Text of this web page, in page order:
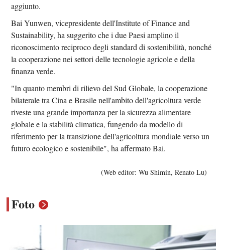
aggiunto.
Bai Yunwen, vicepresidente dell'Institute of Finance and
Sustainability, ha suggerito che i due Paesi amplino il
riconoscimento reciproco degli standard di sostenibilità, nonché
la cooperazione nei settori delle tecnologie agricole e della
finanza verde.
"In quanto membri di rilievo del Sud Globale, la cooperazione
bilaterale tra Cina e Brasile nell'ambito dell'agricoltura verde
riveste una grande importanza per la sicurezza alimentare
globale e la stabilità climatica, fungendo da modello di
riferimento per la transizione dell'agricoltura mondiale verso un
futuro ecologico e sostenibile", ha affermato Bai.
(Web editor: Wu Shimin, Renato Lu)
Foto